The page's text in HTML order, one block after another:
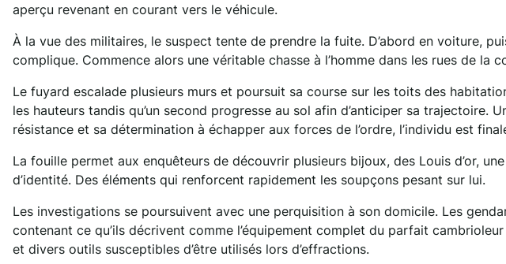
aperçu revenant en courant vers le véhicule.
À la vue des militaires, le suspect tente de prendre la fuite. D’abord en voiture,
complique. Commence alors une véritable chasse à l’homme dans les rues de la
Le fuyard escalade plusieurs murs et poursuit sa course sur les toits des
les hauteurs tandis qu’un second progresse au sol afin d’anticiper sa trajectoire.
résistance et sa détermination à échapper aux forces de l’ordre, l’individu est
La fouille permet aux enquêteurs de découvrir plusieurs bijoux, des Louis d’or,
d’identité. Des éléments qui renforcent rapidement les soupçons pesant sur lui.
Les investigations se poursuivent avec une perquisition à son domicile. Les
contenant ce qu’ils décrivent comme l’équipement complet du parfait
et divers outils susceptibles d’être utilisés lors d’effractions.